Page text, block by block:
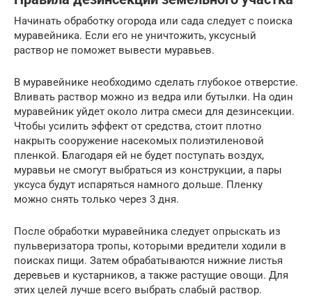
Начинать обработку огорода или сада следует с поиска
муравейника. Если его не уничтожить, уксусный
раствор не поможет вывести муравьев.
В муравейнике необходимо сделать глубокое отверстие.
Вливать раствор можно из ведра или бутылки. На один
муравейник уйдет около литра смеси для дезинсекции.
Чтобы усилить эффект от средства, стоит плотно
накрыть сооружение насекомых полиэтиленовой
пленкой. Благодаря ей не будет поступать воздух,
муравьи не смогут выбраться из конструкции, а пары
уксуса будут испаряться намного дольше. Пленку
можно снять только через 3 дня.
После обработки муравейника следует опрыскать из
пульверизатора тропы, которыми вредители ходили в
поисках пищи. Затем обрабатываются нижние листья
деревьев и кустарников, а также растущие овощи. Для
этих целей лучше всего выбрать слабый раствор.